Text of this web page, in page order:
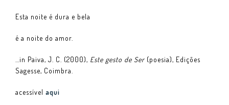
Esta noite é dura e bela
é a noite do amor.
…in Paiva, J. C. (2000), Este gesto de Ser (poesia), Edições
Sagesse, Coimbra.
acessível aqui